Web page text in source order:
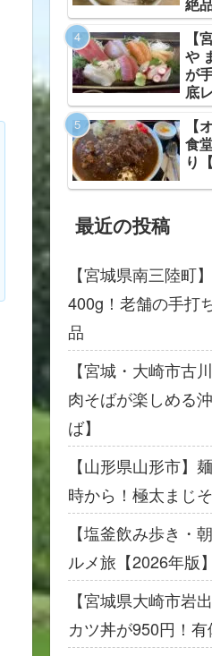
【
や
が
底
【
食
り
最近の投稿
【宮城県南三陸町
400g！老舗の手打
品
【宮城・大崎市古
肉そばが楽しめる
ば】
【山形県山形市】
時から！極太まじ
【塩釜飲み歩き・
ルメ旅【2026年版】
【宮城県大崎市岩
カツ丼が950円！